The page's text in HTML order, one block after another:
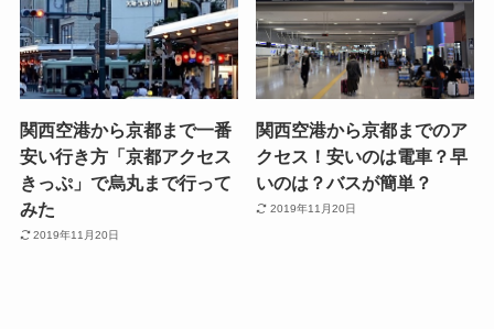
関西空港から京都まで一番
安い行き方「京都アクセス
きっぷ」で烏丸まで行って
みた
2019年11月20日
関西空港から京都までのア
クセス！安いのは電車？早
いのは？バスが簡単？
2019年11月20日